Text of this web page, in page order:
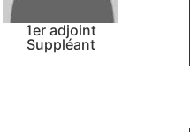
1er adjoint
Suppléant